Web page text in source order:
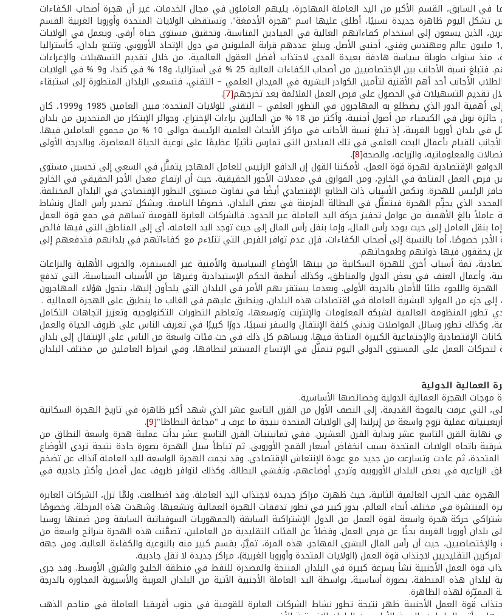
في السابق، القسم الأكبر من اليد العاملة المهاجرة، يليهم العاملون في مجال الخدمات. غير أن هجرة أصحاب الكفاءات
تشكل اليوم ظاهرة جديدة نسبيًا، أطلق عليها اسم "هجرة الأدمغة". وتستقطب الولايات المتحدة وأوروبا الغربية القسم
الذين يسعون إلى استخدام كفاءاتهم العالية في الميادين المناسبة، وتحقيق مستوى حياة أرقى. ويعمل في الولايات
المتحدة اليوم حوالى 1,5 مليون عالم ومهندس وفني، أجنبي الأصل. ويبلغ عددهم قرابة المليونين في دول الإتحاد الأوروبي. وتتبع بلدان، كأستراليا
منذ سنوات طويلة سياسة هادفة بعيدة المدى لاجتذاب أفضل العقول العالمية، من خلال تقديم التسهيلات والإغراءات
المادية وغير المادية لهم. فتبلغ نسبة الأجانب بين الإختصاصيين من أصحاب الكفاءات العالية 25 % في أستراليا، و18 % في كندا، و9 % في الولايات
الأجانب أحد أهم الأقنية لتأمين الكوادر البشرية في الميدان العلمي – التقني، فتسعى البلدان المتطورة إلى استبقاء
تقديم التسهيلات في الحصول على فرص العمل الملائمة بعد تخرجهم[7]
.
تشير المعطيات الآتية إلى أهمية الدور الذي يضطلع به المهاجرون في التطور العلمي – التقني للولايات المتحدة: فبين العامين 1985 و1999، كان
فيها 32 % من الحائزين جائزة نوبل في الكيمياء من أصول أجنبية، وأكثر من 18 % من الحائزين براءات الإختراع، وجوائز الإبتكار من المتحدرين من بلدان
أجنبية. وثمة اتجاه مماثل في بلدان أوروبا الغربية، إذ تبلغ نسبة الأجانب في مراكز الأبحاث العلمية الرئيسة حوالى 10 % من مجموع العاملين فيها.
للقيام بأعمال البحث العلمي في تلك الميادين التي تمارس تأثيرًا عظيمًا على نوعية الحياة المعاصرة، وبالدرجة الأولى
والمعلوماتية، والزراعة، والصحة[8]
.
الإقتصادية لهجرة قوة العمل، لأمكننا القول إن الدافع الرئيس للعامل المهاجر يتمثَّل في السعي إلى تحسين مستوى
فرص العمل المتاحة في الخارج، ومن الفوارق في معدلات الأجور الحقيقية، حيث أن ارتفاع معدل الأجر الحقيقي في الخارج
الرئيس للهجرة. وتكمن الأسباب ذات الطابع الإقتصادي أيضًا في تفاوت مستوى التطور الإقتصادي في البلدان المختلفة.
الذي يحتِّم الهجرة فيتمثَّل في البطالة المزمنة في بعض البلدان، خصوصًا النامية. ويشكل تصدير رأس المال ونشاط
عاملاً بالغ الأهمية من عوامل تحفيز حركة اليد العاملة عبر الحدود. فالشركات العابرة للقومية تساهم في جمع قوة العمل
بنقل العامل إلى حيث يوجد رأس المال، وإما بنقل رأس المال إلى حيث توجد اليد العاملة، أي إلى المناطق التي فيها فائض
الأجر خصوصًا. أما بالنسبة إلى أصحاب الكفاءات، فإن عدم توافر الفرص التي تتلاءم مع كفاءاتهم في بلدانهم فتدفعهم إلى
يحققون فيها ذواتهم وطموحاتهم.
ثمة أسباب أخرى للهجرة السكانية من بينها الأوضاع السياسية والأمنية غير المستقرة، والحروب الأهلية والنزاعات
وأعمال العنف في بعض الدول والمناطق، وكذلك أنظمة الحكم الإستبدادية وغيرها من الأسباب السياسية، التي تدفع
الهجرة واللجوء طلبًا للأمان بالدرجة الأولى. وبعدما يستقر بهم الأمر في البلدان التي يلجأون إليها، يتحول هؤلاء المهاجرون
إلى جزء من الموارد البشرية العاملة في اقتصادات هذه البلدان، وينطبق عليهم في الغالب ما ينطبق على الهجرة العمالية .
تطور المنظومة العالمية لشبكة المعلومات والإنترنت وتوسعها، وتعاظم التطورات التكنولوجية وتعزيز اتجاهات التكامل
وكذلك تطور وسائل المواصلات وتدني كلفة الإنتقال والسفر نسبيًا، دورًا كبيرًا في تعريف الناس على ظروف الحياة والعمل
الإقتصادية والإجتماعية الكبيرة المتاحة فيها. ويساهم كل ذلك في حث فئات واسعة من الناس على الإنتقال إلى بلدان
لتحركات العمل على المستوى الدولي اليوم تتمثَّل في الإتساع المستمر لنطاقها، وفي انخراط العاملين من مختلف البلدان
الهجرة العمالية الدولية وخصائصها الأساسية.
التي عرفت بالموجة القديمة، إلى النصف الأول من القرن التاسع عشر الذي شهد أكبر ظاهرة في تاريخ الهجرة السكانية
عملية نزوح واسعة من إيرلندا إلى الولايات المتحدة نتيجة ما عرف بـ "مجاعة البطاطا"[9]
.
نهاية القرن التاسع عشر وبداية القرن العشرين. ففي ثمانينيات القرن التاسع عشر بدأت عملية هجرة واسعة النطاق من
باتجاه الولايات المتحدة بسبب انخفاض أسعار القمح الأوروبي. ثم تباطأ سيل الهجرة بصورة حادة نتيجة تردي الأوضاع
المتحدة، ثم عادت وتسارعت من جديد مع عودة الإنتعاش الإقتصادي. وقد نجمت الهجرة الواسعة لليد العاملة آنذاك عن تضخم
الزراعية في بعض البلدان الأوروبية وتردي أوضاعهم، وتفشي البطالة، وكذلك لتوافر ظروف عمل أفضل وأكثر جاذبية في
الهجرة عقب الحرب العالمية الثانية، حيث ظهرت مراكز جديدة لاجتذاب اليد العاملة. وقد اضطلعت، ولمَّا تزل، الشركات العابرة
المنتشرة في مختلف أنحاء العالم، بدور كبير في تطور تدفقات الهجرة العمالية وتشعبها. وشهدت هذه المرحلة، وخصوصًا
حركة هجرة واسعة لقوة العمل من الدول الإشتراكية السابقة (الجمهوريات السوفياتية السابقة ومن ضمنها روسيا
إلى بلدان أوروبا الغربية بحثًا عن فرص العمل. وفضلاً عن الفئات التقليدية من العاملين، تضمَّنت هذه الهجرة شرائح واسعة من
والإختصاصيين، حيث أن رأس المال البشري المهاجر، هذه المرة، تميَّز، بقسم كبير منه بالنوعية والكفاءة العالية. ومن جهة
التقليديين لاجتذاب قوة العمل (الولايات المتحدة وأوروبا الغربية)، مراكز جديدة لا تقل جاذبية.
قوة العمل الأجنبية نشأ بسرعة كبيرة في البلدان المنتجة والمصدرة للنفط في منطقة الخليج والشرق الأوسط. وقد جرى
لبلدان هذه المنطقة، بصورة أساسية، بواسطة اليد العاملة الأجنبية الآتية من البلدان العربية والأسيوية المجاورة بالدرجة
المميِّزة لهذه الظاهرة.
قوة العمل الأجنبية ظهر نتيجة تطور نشاط الشركات العابرة للقومية في جنوب أفريقيا العاملة في مناجم الذهب